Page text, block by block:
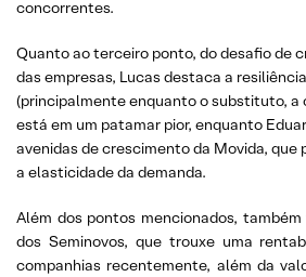
concorrentes.
Quanto ao terceiro ponto, do desafio de
das empresas, Lucas destaca a
(principalmente enquanto o substituto, a
está em um patamar pior, enquanto
avenidas de crescimento da Movida,
a elasticidade da demanda.
Além dos pontos mencionados,
dos Seminovos, que trouxe uma
companhias recentemente, além da